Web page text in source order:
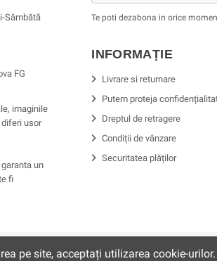
Sâmbătă
FG
imaginile
usor
un
fi
Te poti dezabona in orice
INFORMAȚIE
Livrare si returnare
Putem proteja
Dreptul de retragere
Condiții de vânzare
Securitatea plăților
pe site, acceptați utilizarea cookie-urilor.